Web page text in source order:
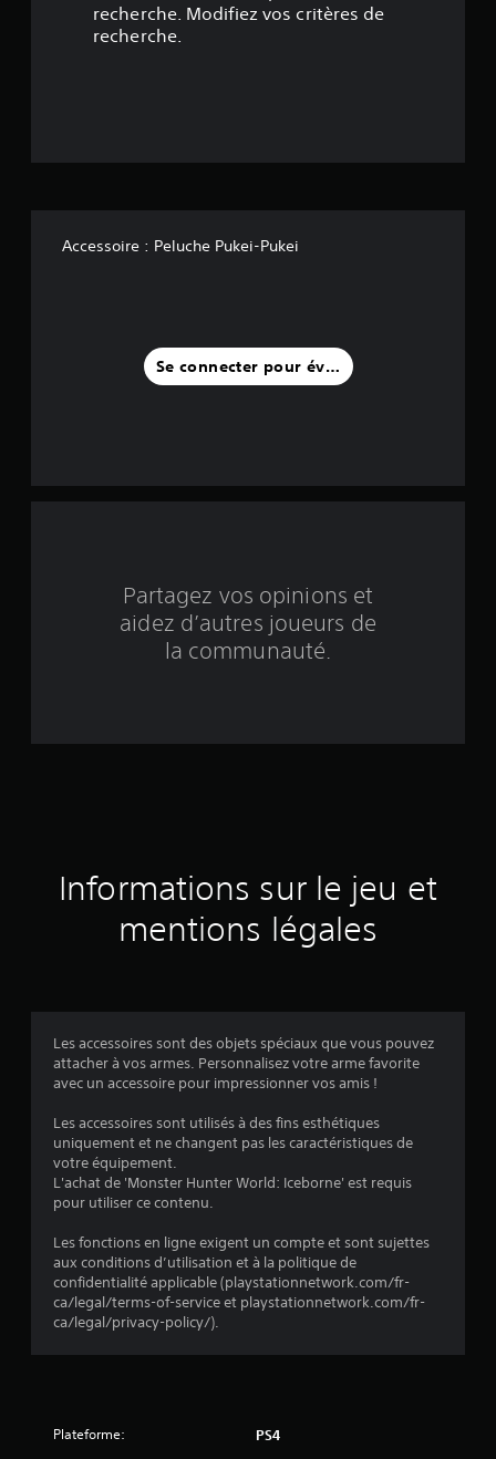
l
i
é
u
3
é
a
t
recherche. Modifiez vos critères de
recherche.
Accessoire : Peluche Pukei-Pukei
Se connecter pour évaluer
Partagez vos opinions et
aidez d’autres joueurs de
la communauté.
Informations sur le jeu et
mentions légales
Les accessoires sont des objets spéciaux que vous pouvez
attacher à vos armes. Personnalisez votre arme favorite
avec un accessoire pour impressionner vos amis !
Les accessoires sont utilisés à des fins esthétiques
uniquement et ne changent pas les caractéristiques de
votre équipement.
L'achat de 'Monster Hunter World: Iceborne' est requis
pour utiliser ce contenu.
Les fonctions en ligne exigent un compte et sont sujettes
aux conditions d’utilisation et à la politique de
confidentialité applicable (playstationnetwork.com/fr-
ca/legal/terms-of-service et playstationnetwork.com/fr-
ca/legal/privacy-policy/).
Plateforme: PS4